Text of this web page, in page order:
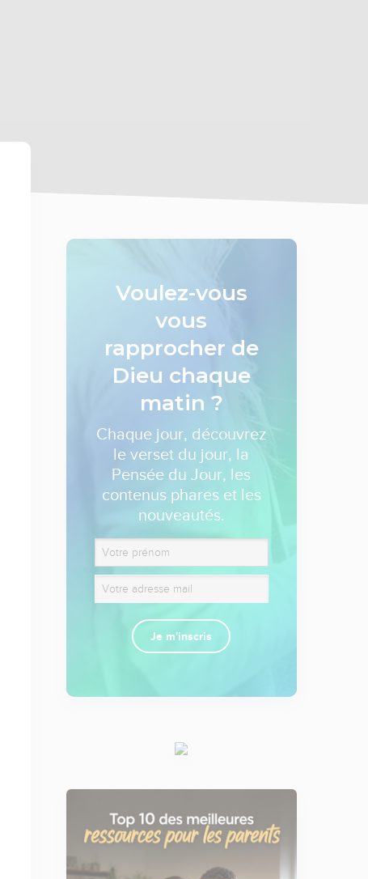
Voulez-vous
vous
rapprocher de
Dieu chaque
matin ?
Chaque jour, découvrez
le verset du jour, la
Pensée du Jour, les
contenus phares et les
nouveautés.
Je m'inscris